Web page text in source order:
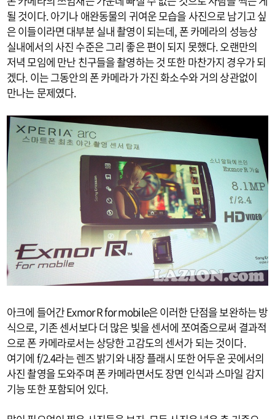
될 것이다. 아기나 애완동물의 귀여운 모습을 사진으로 남기고 싶
은 이들이라면 대부분 실내 촬영이 되는데, 폰 카메라의 성능상
실내에서의 사진 수준은 그리 좋은 편이 되지 못했다. 오랜만의
저녁 모임에 만난 친구들을 촬영하는 것 또한 마찬가지 경우가 되
겠다. 이는 그동안의 폰 카메라가 가진 화소수와 거의 상관없이
만나는 문제였다.
아크에 들어간 Exmor R for mobile은 이러한 단점을 보완하는 방
식으로, 기존 센서보다 더 많은 빛을 센서에 쪼여줌으로써 결과적
으로 폰 카메라로서는 상당한 고감도의 센서가 되는 것이다.
여기에 f/2.4라는 렌즈 밝기와 내장 플래시 또한 어두운 곳에서의
사진 촬영을 도와주며 폰 카메라면서도 장면 인식과 스마일 감지
기능 또한 포함되어 있다.